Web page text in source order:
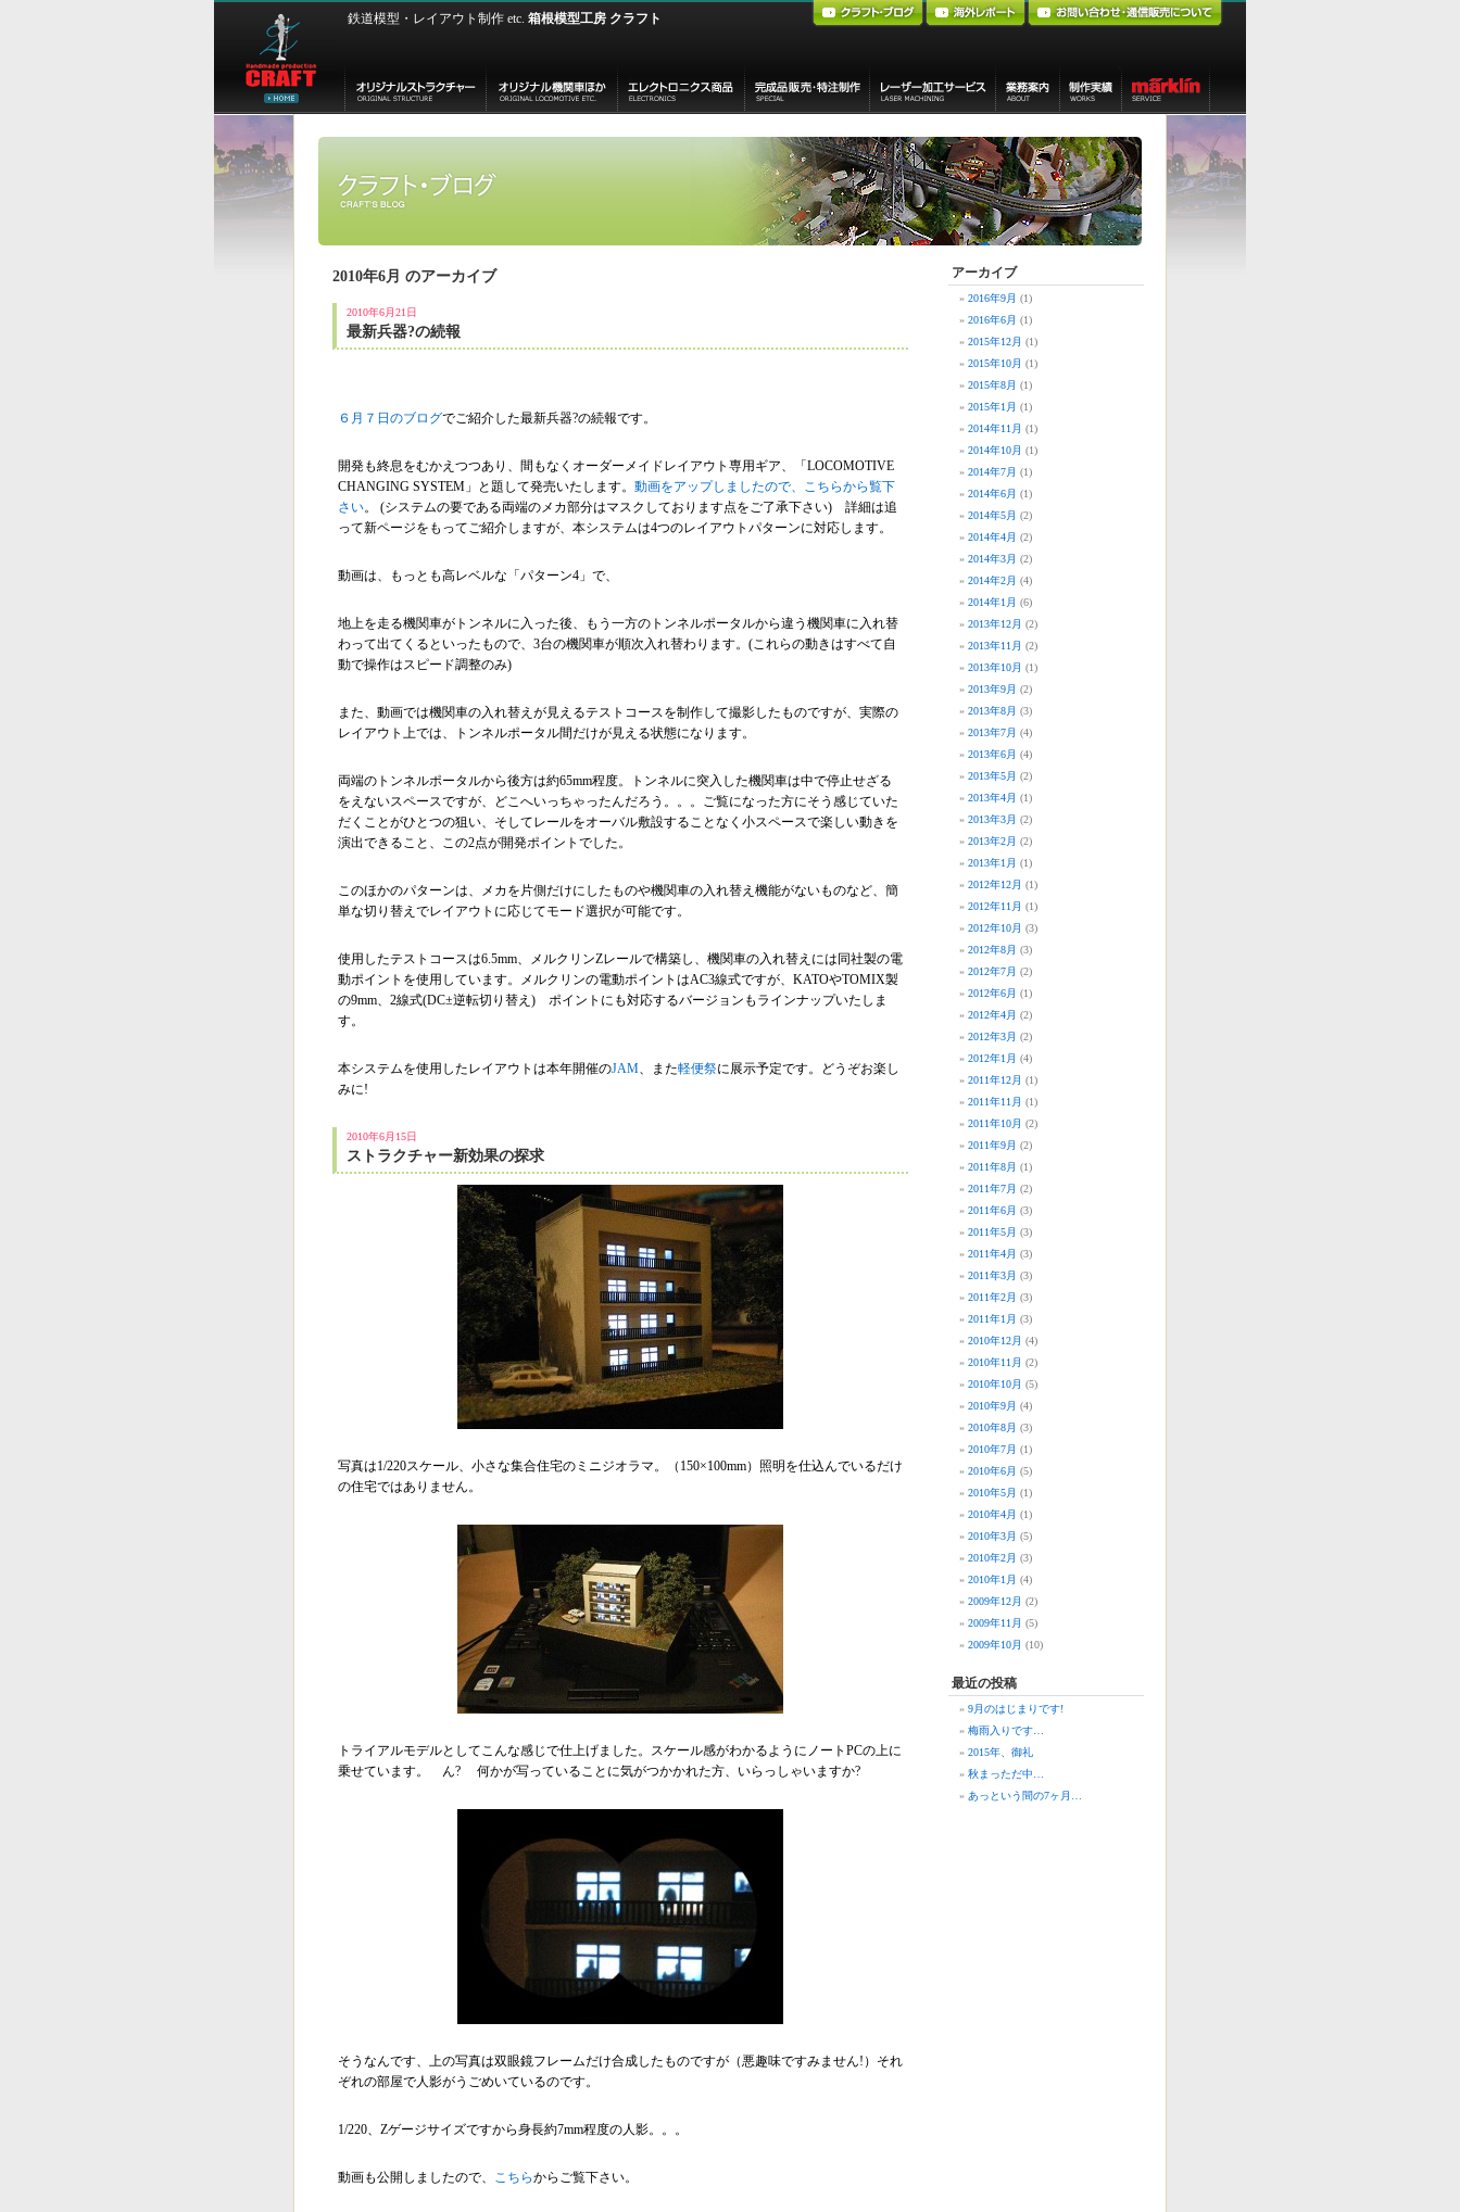
鉄道模型・レイアウト制作 etc. 箱根模型工房 クラフト
2010年6月 のアーカイブ
2010年6月21日
最新兵器?の続報
６月７日のブログでご紹介した最新兵器?の続報です。
開発も終息をむかえつつあり、間もなくオーダーメイドレイアウト専用ギア、「LOCOMOTIVE
CHANGING SYSTEM」と題して発売いたします。 動画をアップしましたので、こちらから覧下
さい。 (システムの要である両端のメカ部分はマスクしております点をご了承下さい) 詳細は追
って新ページをもってご紹介しますが、本システムは4つのレイアウトパターンに対応します。
動画は、もっとも高レベルな「パターン4」で、
地上を走る機関車がトンネルに入った後、もう一方のトンネルポータルから違う機関車に入れ替
わって出てくるといったもので、3台の機関車が順次入れ替わります。(これらの動きはすべて自
動で操作はスピード調整のみ)
また、動画では機関車の入れ替えが見えるテストコースを制作して撮影したものですが、実際の
レイアウト上では、トンネルポータル間だけが見える状態になります。
両端のトンネルポータルから後方は約65mm程度。トンネルに突入した機関車は中で停止せざる
をえないスペースですが、どこへいっちゃったんだろう。。。ご覧になった方にそう感じていた
だくことがひとつの狙い、そしてレールをオーバル敷設することなく小スペースで楽しい動きを
演出できること、この2点が開発ポイントでした。
このほかのパターンは、メカを片側だけにしたものや機関車の入れ替え機能がないものなど、簡
単な切り替えでレイアウトに応じてモード選択が可能です。
使用したテストコースは6.5mm、メルクリンZレールで構築し、機関車の入れ替えには同社製の電
動ポイントを使用しています。メルクリンの電動ポイントはAC3線式ですが、KATOやTOMIX製
の9mm、2線式(DC±逆転切り替え) ポイントにも対応するバージョンもラインナップいたしま
す。
本システムを使用したレイアウトは本年開催のJAM、また軽便祭に展示予定です。どうぞお楽し
みに!
2010年6月15日
ストラクチャー新効果の探求
写真は1/220スケール、小さな集合住宅のミニジオラマ。（150×100mm）照明を仕込んでいるだけ
の住宅ではありません。
トライアルモデルとしてこんな感じで仕上げました。スケール感がわかるようにノートPCの上に
乗せています。 ん? 何かが写っていることに気がつかかれた方、いらっしゃいますか?
そうなんです、上の写真は双眼鏡フレームだけ合成したものですが（悪趣味ですみません!）それ
ぞれの部屋で人影がうごめいているのです。
1/220、Zゲージサイズですから身長約7mm程度の人影。。。
動画も公開しましたので、 こちらからご覧下さい。
アーカイブ
2016年9月 (1)
2016年6月 (1)
2015年12月 (1)
2015年10月 (1)
2015年8月 (1)
2015年1月 (1)
2014年11月 (1)
2014年10月 (1)
2014年7月 (1)
2014年6月 (1)
2014年5月 (2)
2014年4月 (2)
2014年3月 (2)
2014年2月 (4)
2014年1月 (6)
2013年12月 (2)
2013年11月 (2)
2013年10月 (1)
2013年9月 (2)
2013年8月 (3)
2013年7月 (4)
2013年6月 (4)
2013年5月 (2)
2013年4月 (1)
2013年3月 (2)
2013年2月 (2)
2013年1月 (1)
2012年12月 (1)
2012年11月 (1)
2012年10月 (3)
2012年8月 (3)
2012年7月 (2)
2012年6月 (1)
2012年4月 (2)
2012年3月 (2)
2012年1月 (4)
2011年12月 (1)
2011年11月 (1)
2011年10月 (2)
2011年9月 (2)
2011年8月 (1)
2011年7月 (2)
2011年6月 (3)
2011年5月 (3)
2011年4月 (3)
2011年3月 (3)
2011年2月 (3)
2011年1月 (3)
2010年12月 (4)
2010年11月 (2)
2010年10月 (5)
2010年9月 (4)
2010年8月 (3)
2010年7月 (1)
2010年6月 (5)
2010年5月 (1)
2010年4月 (1)
2010年3月 (5)
2010年2月 (3)
2010年1月 (4)
2009年12月 (2)
2009年11月 (5)
2009年10月 (10)
最近の投稿
9月のはじまりです!
梅雨入りです…
2015年、御礼
秋まっただ中…
あっという間の7ヶ月…